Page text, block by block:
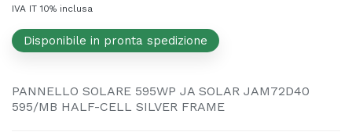
IVA IT 10% inclusa
Disponibile in pronta spedizione
PANNELLO SOLARE 595WP JA SOLAR JAM72D40
595/MB HALF-CELL SILVER FRAME